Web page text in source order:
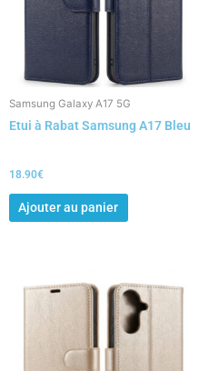
Samsung Galaxy A17 5G
Etui à Rabat Samsung A17 Bleu
18.90€
Ajouter au panier